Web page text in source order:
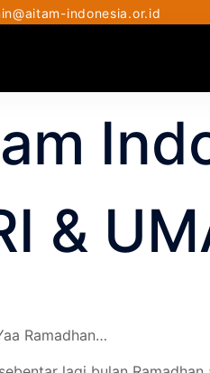
indonesia.or.id
&
Ramadhan…